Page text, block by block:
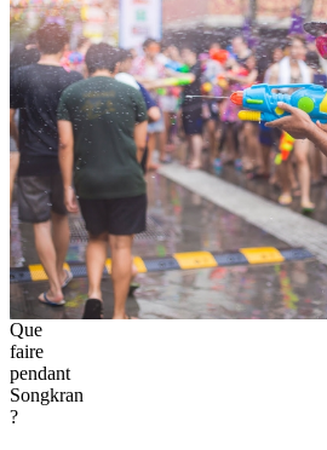
Que
faire
pendant
Songkran
?